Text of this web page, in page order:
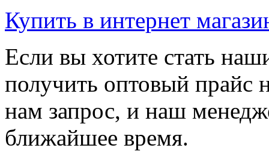
Купить в интернет
Если вы хотите стать
получить оптовый
нам запрос, и наш
ближайшее время.